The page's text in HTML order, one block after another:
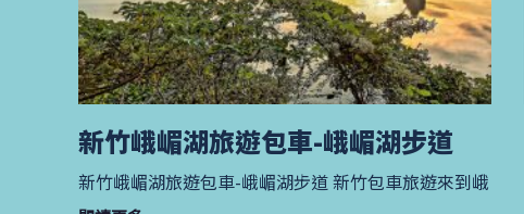
新竹峨嵋湖旅遊包車-峨嵋湖步道
新竹峨嵋湖旅遊包車-峨嵋湖步道 新竹包車旅遊來到峨